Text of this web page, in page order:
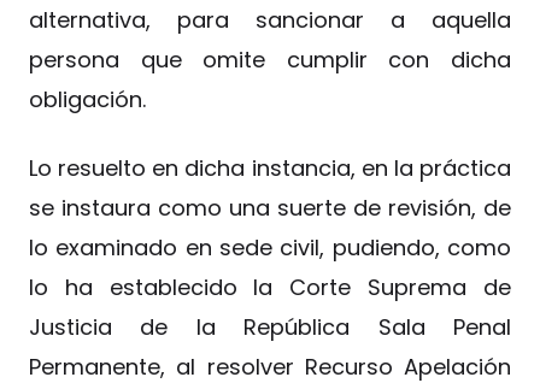
alternativa, para sancionar a aquella
persona que omite cumplir con dicha
obligación.
Lo resuelto en dicha instancia, en la práctica
se instaura como una suerte de revisión, de
lo examinado en sede civil, pudiendo, como
lo ha establecido la Corte Suprema de
Justicia de la República Sala Penal
Permanente, al resolver Recurso Apelación